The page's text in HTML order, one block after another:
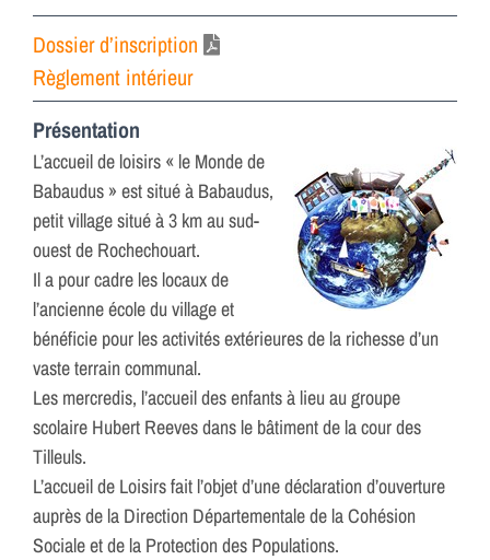
Dossier d’inscription
Règlement intérieur
Présentation
L’accueil de loisirs « le Monde de
Babaudus » est situé à Babaudus,
petit village situé à 3 km au sud-
ouest de Rochechouart.
Il a pour cadre les locaux de
l’ancienne école du village et
bénéficie pour les activités extérieures de la richesse d’un
vaste terrain communal.
Les mercredis, l’accueil des enfants à lieu au groupe
scolaire Hubert Reeves dans le bâtiment de la cour des
Tilleuls.
L’accueil de Loisirs fait l’objet d’une déclaration d’ouverture
auprès de la Direction Départementale de la Cohésion
Sociale et de la Protection des Populations.